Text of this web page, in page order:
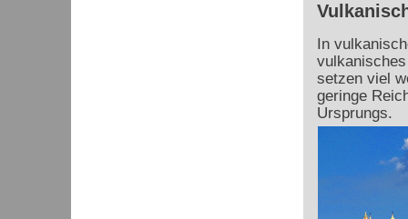
In
setzen viel
geringe
Ursprungs.